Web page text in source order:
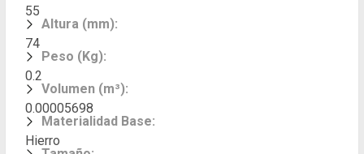
55
Altura (mm):
74
Peso (Kg):
0.2
Volumen (m³):
0.00005698
Materialidad Base:
Hierro